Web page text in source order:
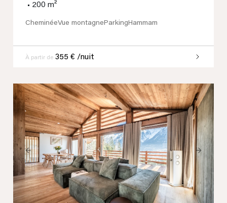
Previous Next
• 200 m²
CheminéeVue montagneParkingHammam
À partir de 355 € /nuit